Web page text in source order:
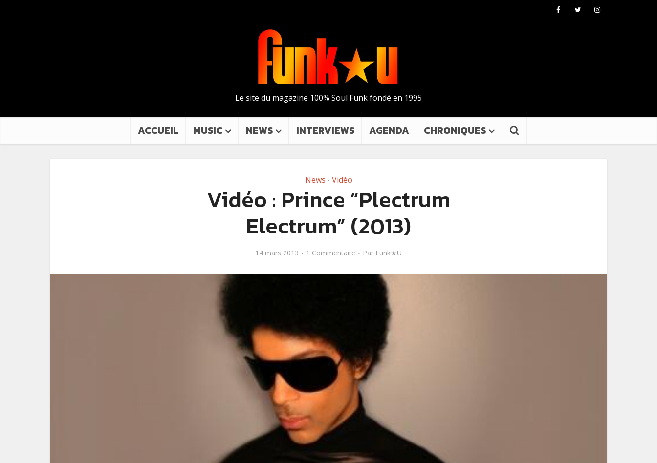
Le site du magazine 100% Soul Funk fondé en 1995
ACCUEIL MUSIC NEWS INTERVIEWS AGENDA CHRONIQUES
News • Vidéo
Vidéo : Prince “Plectrum
Electrum” (2013)
14 mars 2013 1 Commentaire Par Funk★U